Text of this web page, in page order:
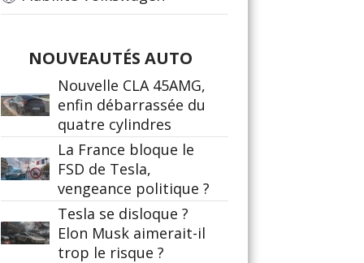
NOUVEAUTÉS AUTO
Nouvelle CLA 45AMG,
enfin débarrassée du
quatre cylindres
La France bloque le
FSD de Tesla,
vengeance politique ?
Tesla se disloque ?
Elon Musk aimerait-il
trop le risque ?